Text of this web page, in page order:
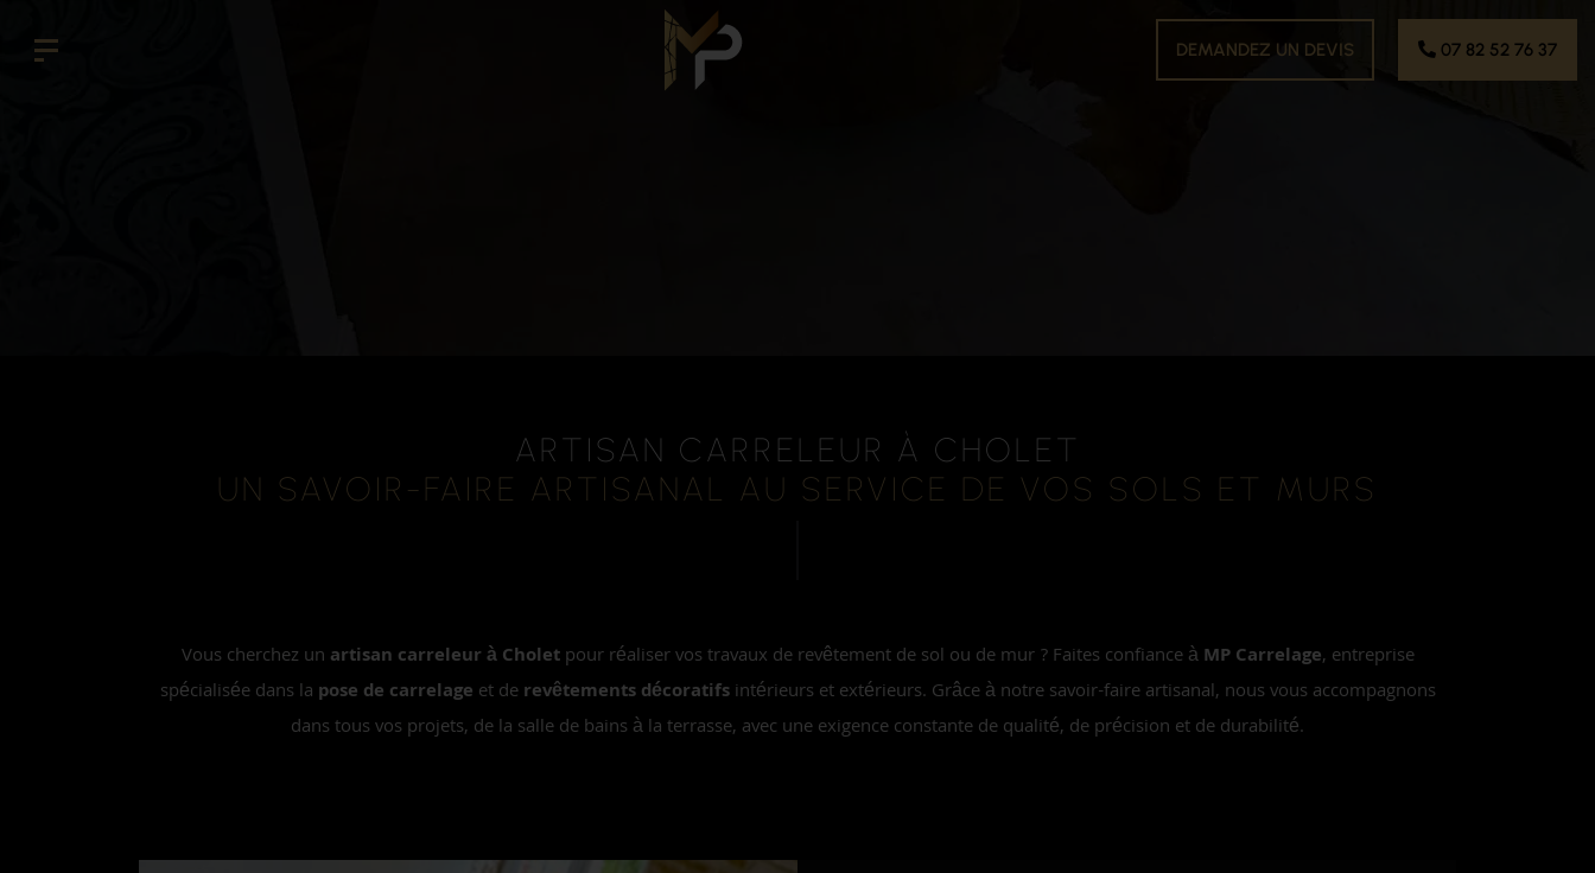
DEMANDEZ UN DEVIS 07 82 52 76 37
ARTISAN CARRELEUR À CHOLET
UN SAVOIR-FAIRE ARTISANAL AU SERVICE DE VOS SOLS ET MURS
Vous cherchez un artisan carreleur à Choletpour réaliser vos travaux de revêtement de sol ou de mur ? Faites confiance àMP Carrelage, entreprise
spécialisée dans la pose de carrelage et derevêtements décoratifsintérieurs et extérieurs. Grâce à notre savoir-faire artisanal, nous vous accompagnons
dans tous vos projets, de la salle de bains à la terrasse, avec une exigence constante de qualité, de précision et de durabilité.